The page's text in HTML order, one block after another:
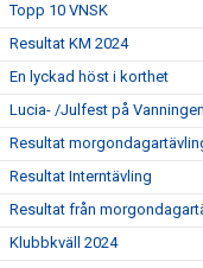
Topp 10 VNSK
Resultat KM 2024
En lyckad höst i korthet
Lucia- /Julfest på
Resultat
Resultat Interntävling
Resultat från
Klubbkväll 2024